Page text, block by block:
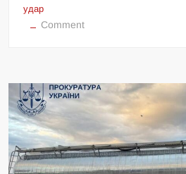
удар
Commenton
порушено
кримінальні
справи